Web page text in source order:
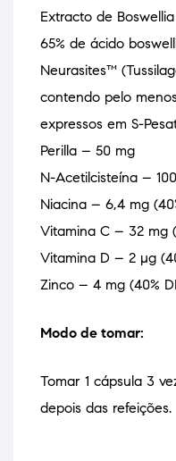
Extracto de
65% de ácido
Neurasites™
contendo pelo
expressos em S-
Perilla – 50 mg
N-Acetilcisteína –
Niacina – 6,4 mg
Vitamina C – 32 mg
Vitamina D – 2 µg
Zinco – 4 mg (40%
Modo de tomar:
Tomar 1 cápsula 3
depois das refeições.